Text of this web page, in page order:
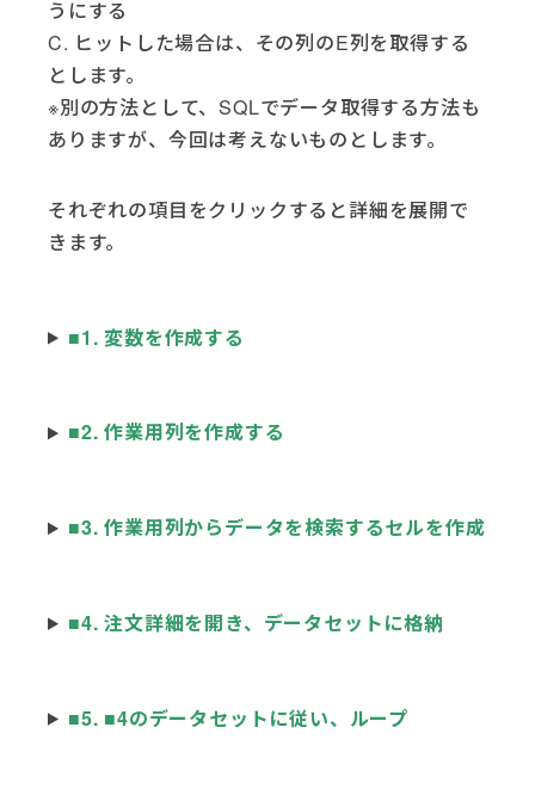
うにする
C. ヒットした場合は、その列のE列を取得する
とします。
※別の方法として、SQLでデータ取得する方法も
ありますが、今回は考えないものとします。
それぞれの項目をクリックすると詳細を展開で
きます。
■1. 変数を作成する
■2. 作業用列を作成する
■3. 作業用列からデータを検索するセルを作成
■4. 注文詳細を開き、データセットに格納
■5. ■4のデータセットに従い、ループ